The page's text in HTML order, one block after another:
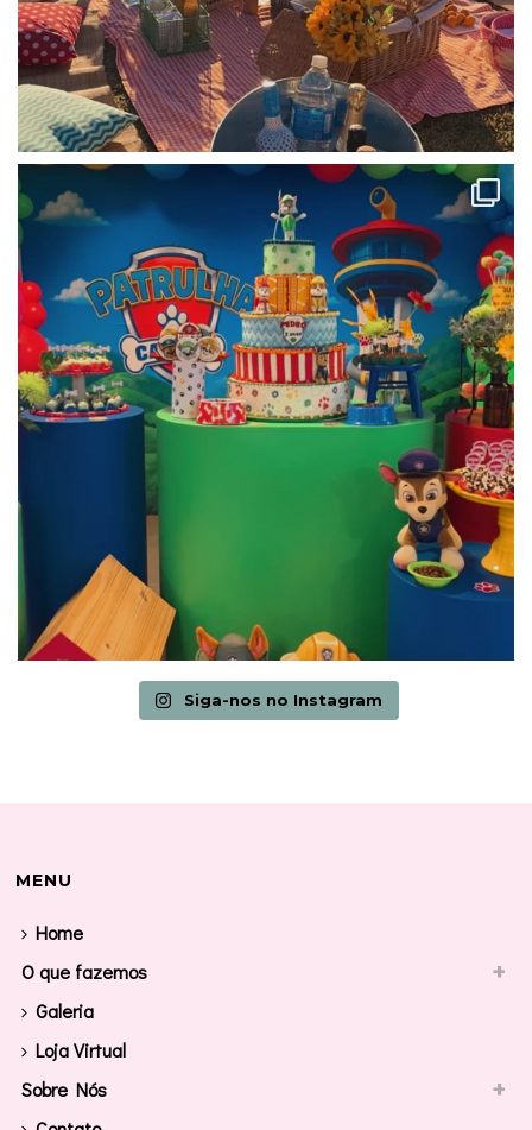
Siga-nos no Instagram
MENU
Home
O que fazemos
Galeria
Loja Virtual
Sobre Nós